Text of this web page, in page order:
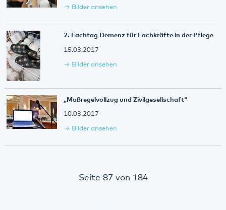
Bilder ansehen
2. Fachtag Demenz für Fachkräfte in der Pflege
15.03.2017
Bilder ansehen
„Maßregelvollzug und Zivilgesellschaft“
10.03.2017
Bilder ansehen
Seite 87 von 184